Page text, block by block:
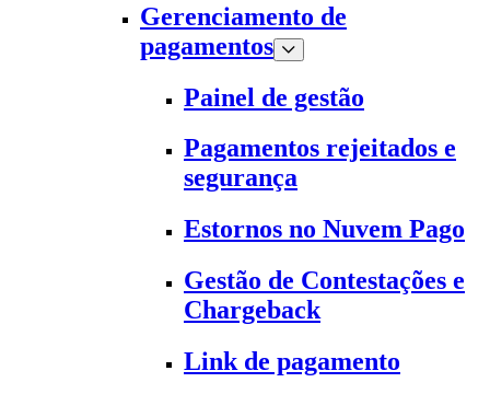
Gerenciamento de
pagamentos
Painel de gestão
Pagamentos rejeitados e
segurança
Estornos no Nuvem Pago
Gestão de Contestações e
Chargeback
Link de pagamento